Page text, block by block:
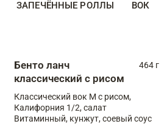
ЗАПЕЧЁННЫЕ РОЛЛЫ ВОК
Бенто ланч
классический с рисом
464 г
Классический вок М с рисом,
Калифорния 1/2, салат
Витаминный, кунжут, соевый соус